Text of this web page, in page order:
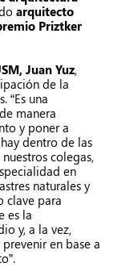
arquitecto
Priztker
Juan Yuz,
de la
“Es una
manera
y poner a
dentro de las
colegas,
en
naturales y
clave para
es la
y, a la vez,
en base a